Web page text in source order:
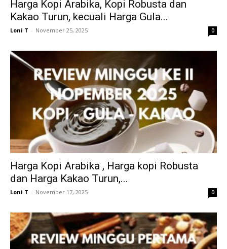
Harga Kopi Arabika, Kopi Robusta dan
Kakao Turun, kecuali Harga Gula...
Loni T - November 25, 2025 0
Harga Kopi Arabika , Harga kopi Robusta
dan Harga Kakao Turun,...
Loni T - November 17, 2025 0